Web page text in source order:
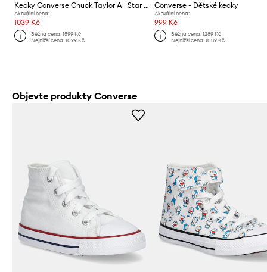
Kecky Converse Chuck Taylor All Star 1V
Aktuální cena:
1039 Kč
Běžná cena:1599 Kč
Nejnižší cena:1099 Kč
Converse - Dětské kecky
Aktuální cena:
999 Kč
Běžná cena: 1289 Kč
Nejnižší cena: 1039 Kč
Objevte produkty Converse